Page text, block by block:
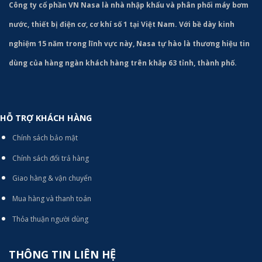
Công ty cổ phần VN Nasa là nhà nhập khẩu và phân phối máy bơm
nước, thiết bị điện cơ, cơ khí số 1 tại Việt Nam. Với bề dày kinh
nghiệm 15 năm trong lĩnh vực này, Nasa tự hào là thương hiệu tin
dùng của hàng ngàn khách hàng trên khắp 63 tỉnh, thành phố.
HỖ TRỢ KHÁCH HÀNG
Chính sách bảo mật
Chính sách đổi trả hàng
Giao hàng & vận chuyển
Mua hàng và thanh toán
Thỏa thuận người dùng
THÔNG TIN LIÊN HỆ